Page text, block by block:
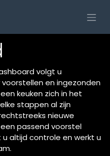
volgt u
en ingezonden
keuken zich in het
stappen al zijn
nieuwe
passend voorstel
altijd controle en werkt u